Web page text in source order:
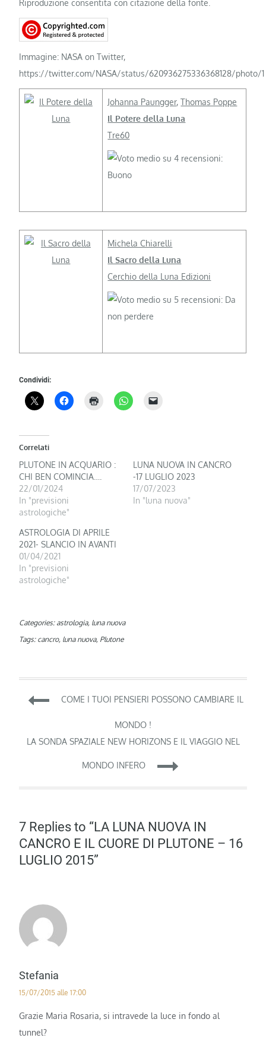
Riproduzione consentita con citazione della fonte.
Immagine: NASA on Twitter,
https://twitter.com/NASA/status/620936275336368128/photo/1
Johanna Paungger,Thomas Poppe
Il Potere della Luna
Tre60
Michela Chiarelli
Il Sacro della Luna
Cerchio della Luna Edizioni
Condividi:
Correlati
PLUTONE IN ACQUARIO :
CHI BEN COMINCIA….
22/01/2024
In "previsioni
astrologiche"
LUNA NUOVA IN CANCRO
-17 LUGLIO 2023
17/07/2023
In "luna nuova"
ASTROLOGIA DI APRILE
2021- SLANCIO IN AVANTI
01/04/2021
In "previsioni
astrologiche"
Categories: astrologia, luna nuova
Tags: cancro, luna nuova, Plutone
Navigazione
articoli
COME I TUOI PENSIERI POSSONO CAMBIARE IL
MONDO !
LA SONDA SPAZIALE NEW HORIZONS E IL VIAGGIO NEL
MONDO INFERO
7 Replies to “LA LUNA NUOVA IN
CANCRO E IL CUORE DI PLUTONE – 16
LUGLIO 2015”
Stefania
15/07/2015 alle 17:00
Grazie Maria Rosaria, si intravede la luce in fondo al
tunnel?